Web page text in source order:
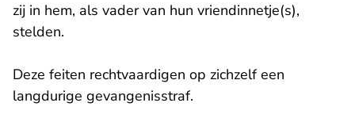
zij in hem, als vader van hun vriendinnetje(s),
stelden.
Deze feiten rechtvaardigen op zichzelf een
langdurige gevangenisstraf.